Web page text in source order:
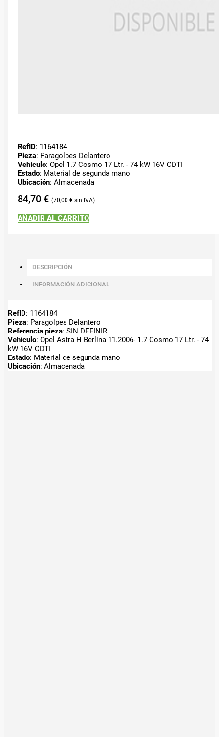
RefID: 1164184
Pieza: Paragolpes Delantero
Vehículo: Opel 1.7 Cosmo 17 Ltr. - 74 kW 16V CDTI
Estado: Material de segunda mano
Ubicación: Almacenada
84,70 € 70,00 €
AÑADIR AL CARRITO
DESCRIPCIÓN
INFORMACIÓN ADICIONAL
RefID: 1164184
Pieza: Paragolpes Delantero
Referencia pieza: SIN DEFINIR
Vehículo: Opel Astra H Berlina 11.2006- 1.7 Cosmo 17 Ltr. - 74
kW 16V CDTI
Estado: Material de segunda mano
Ubicación: Almacenada